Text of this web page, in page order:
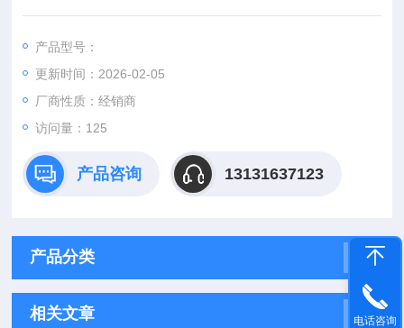
产品型号：
更新时间：2026-02-05
厂商性质：经销商
访问量：125
产品咨询 13131637123
产品分类
相关文章 电话咨询